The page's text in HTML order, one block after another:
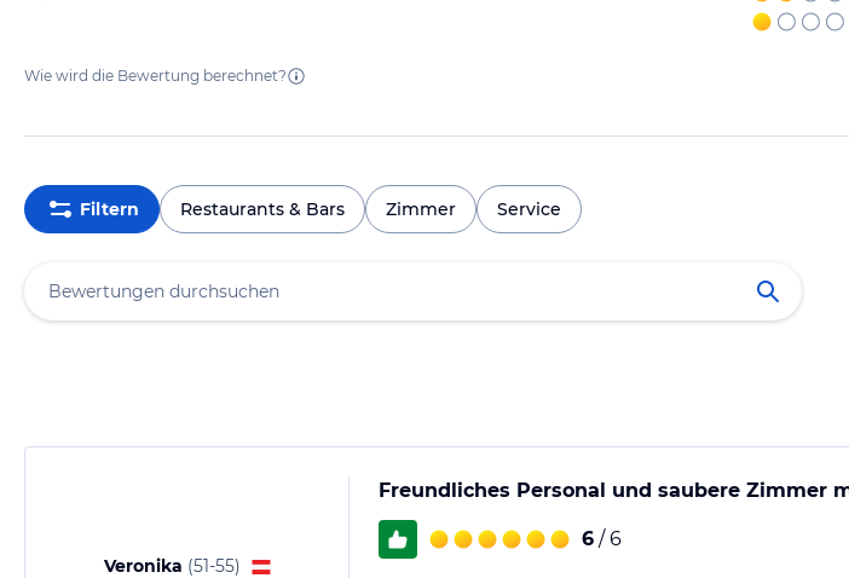
Wie wird die Bewertung berechnet?
Filtern Restaurants & Bars Zimmer Service
Veronika (51-55)
Freundliches Personal und saubere Zimmer
6 / 6